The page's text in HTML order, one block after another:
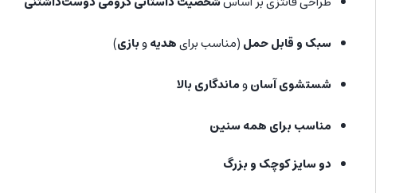
سبک و قابل حمل (مناسب برایهدیهوبازی)
شستشوی آسانوماندگاری بالا
مناسب برای همه سنین
دو سایز کوچک و بزرگ